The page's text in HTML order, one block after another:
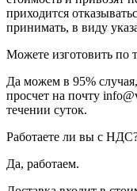
приходится
принимать, в виду
Можете изготовить по
Да можем в 95%
просчет на почту
течении суток.
Работаете ли вы с
Да, работаем.